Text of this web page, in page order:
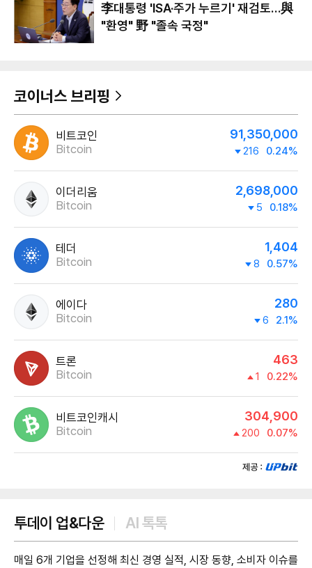
李대통령 'ISA·주가 누르기' 재검토…與
"환영" 野 "졸속 국정"
코이너스 브리핑
비트코인
Bitcoin
91,350,000
216 0.24%
이더리움
Bitcoin
2,698,000
5 0.18%
테더
Bitcoin
1,404
8 0.57%
에이다
Bitcoin
280
6 2.1%
트론
Bitcoin
463
1 0.22%
비트코인캐시
Bitcoin
304,900
200 0.07%
제공:UPbit
투데이 업&다운 AI 톡톡
매일 6개 기업을 선정해 최신 경영 실적, 시장 동향, 소비자 이슈를